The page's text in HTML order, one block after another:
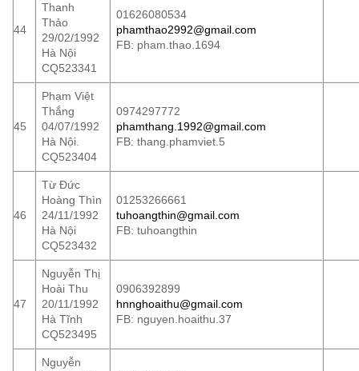
44
Thanh
Thảo
29/02/1992
Hà Nội
CQ523341
01626080534
phamthao2992@gmail.com
FB: pham.thao.1694
45
Phạm Việt
Thắng
04/07/1992
Hà Nội.
CQ523404
0974297772
phamthang.1992@gmail.com
FB: thang.phamviet.5
46
Từ Đức
Hoàng Thìn
24/11/1992
Hà Nội
CQ523432
01253266661
tuhoangthin@gmail.com
FB: tuhoangthin
47
Nguyễn Thị
Hoài Thu
20/11/1992
Hà Tĩnh
CQ523495
0906392899
hnnghoaithu@gmail.com
FB: nguyen.hoaithu.37
Nguyễn